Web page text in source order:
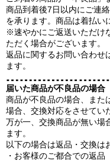
商品到着後7日以内にご連
を承ります。商品は着払い
※速やかにご返送いただけ
ただく場合がございます。
返品に関するお問い合わせ
ます。
届いた商品が不良品の場合
商品が不良品の場合、また
場合、交換対応をさせてい
万が一、交換商品が無い場
ます。
以下の場合は返品・交換は
・お客様のご都合での返品